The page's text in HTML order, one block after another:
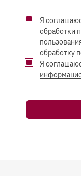
Я
обработки
обработку
Я